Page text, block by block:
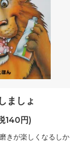
ましょ
140円)
きが楽しくなるしか